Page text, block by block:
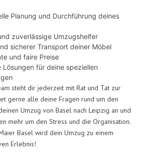
Planung und Durchführung deines
zuverlässige Umzugshelfer
sicherer Transport deiner Möbel
und faire Preise
Lösungen für deine speziellen
steht dir jederzeit mit Rat und Tat zur
gerne alle deine Fragen rund um den
Umzug von Basel nach Leipzig an und
mehr um den Stress und die Organisation.
Basel wird dein Umzug zu einem
Erlebnis!